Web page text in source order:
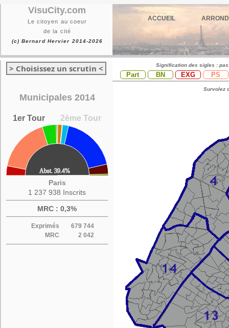
VisuCity.com
Le citoyen au coeur
de la cité
(c) Bernard Hervier 2014-2026
ACCUEIL
> Choisissez un scrutin <
Municipales 2014
1er Tour 2ème Tour
Paris
1 237 938 Inscrits
MRC : 0,3%
Exprimés
679 744
MRC
2 042
Signification des sigles :
Part BN EXG PS
Survolez